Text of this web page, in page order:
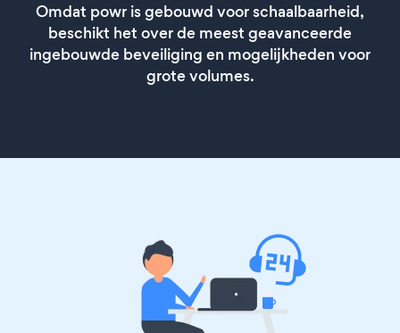
Omdat powr is gebouwd voor schaalbaarheid,
beschikt het over de meest geavanceerde
ingebouwde beveiliging en mogelijkheden voor
grote volumes.